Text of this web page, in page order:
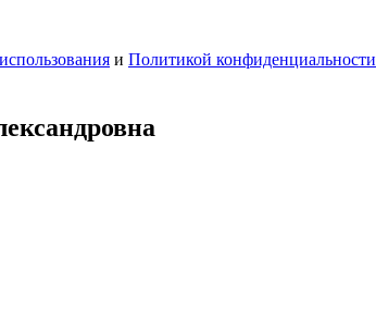
и Политикой конфиденциальности